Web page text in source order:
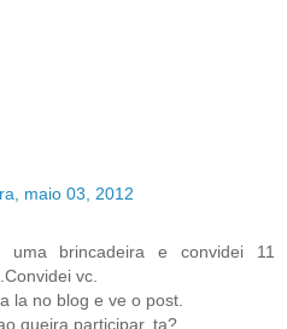
maio 03, 2012
uma brincadeira e convidei 11
vc.
la no blog e ve o post.
queira participar, ta?